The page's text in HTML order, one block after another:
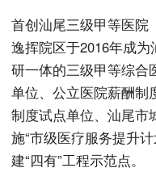
首创汕尾三级甲等医
逸挥院区于2016年成
研一体的三级甲等综合
单位、公立医院薪酬制
制度试点单位、汕尾市
施“市级医疗服务提升
建“四有”工程示范点。